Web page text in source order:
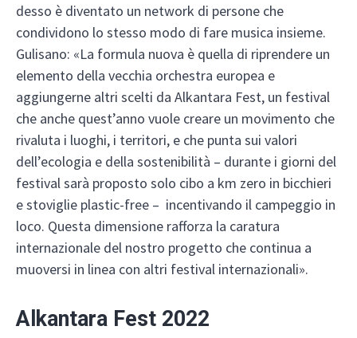
desso è diventato un network di persone che
condividono lo stesso modo di fare musica insieme.
Gulisano: «La formula nuova è quella di riprendere un
elemento della vecchia orchestra europea e
aggiungerne altri scelti da Alkantara Fest, un festival
che anche quest’anno vuole creare un movimento che
rivaluta i luoghi, i territori, e che punta sui valori
dell’ecologia e della sostenibilità – durante i giorni del
festival sarà proposto solo cibo a km zero in bicchieri
e stoviglie plastic-free – incentivando il campeggio in
loco. Questa dimensione rafforza la caratura
internazionale del nostro progetto che continua a
muoversi in linea con altri festival internazionali».
Alkantara Fest 2022